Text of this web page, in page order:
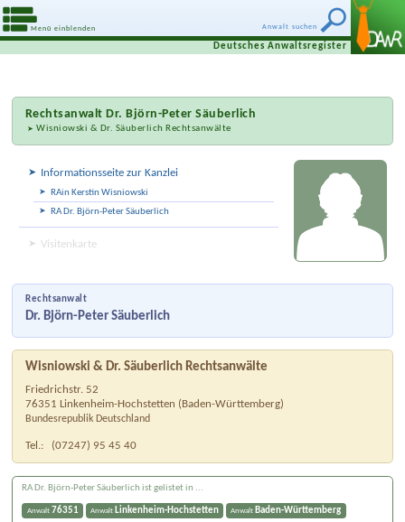
Anwalt suchen
Menü einblenden
Deutsches Anwaltsregister
RechtsanwaltDr. Björn-Peter Säuberlich
Wisniowski & Dr. Säuberlich Rechtsanwälte
Informationsseite zur Kanzlei
RAin Kerstin Wisniowski
RA Dr. Björn-Peter Säuberlich
Visitenkarte
Rechtsanwalt
Dr. Björn-Peter Säuberlich
Wisniowski & Dr. Säuberlich Rechtsanwälte
Friedrichstr. 52
76351 Linkenheim-Hochstetten ( Baden-Württemberg)
Bundesrepublik Deutschland
Tel.: (07247) 95 45 40
RA Dr. Björn-Peter Säuberlich ist gelistet in ...
Anwalt 76351 Anwalt Linkenheim-Hochstetten Anwalt Baden-Württemberg